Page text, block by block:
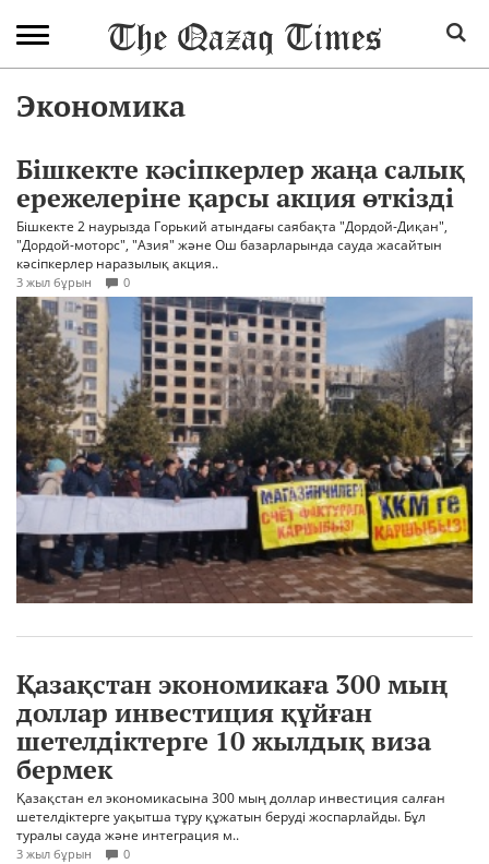
Экономика
Бішкекте кәсіпкерлер жаңа салық
ережелеріне қарсы акция өткізді
Бішкекте 2 наурызда Горький атындағы саябақта "Дордой-Диқан",
"Дордой-моторс", "Азия" және Ош базарларында сауда жасайтын
кәсіпкерлер наразылық акция..
3 жыл бұрын 0
Қазақстан экономикаға 300 мың
доллар инвестиция құйған
шетелдіктерге 10 жылдық виза
бермек
Қазақстан ел экономикасына 300 мың доллар инвестиция салған
шетелдіктерге уақытша тұру құжатын беруді жоспарлайды. Бұл
туралы сауда және интеграция м..
3 жыл бұрын 0